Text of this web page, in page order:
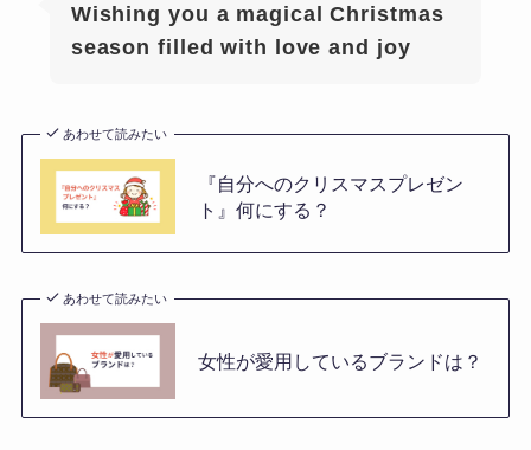
Wishing you a magical Christmas
season filled with love and joy
あわせて読みたい
『自分へのクリスマスプレゼン
ト』何にする？
あわせて読みたい
女性が愛用しているブランドは？